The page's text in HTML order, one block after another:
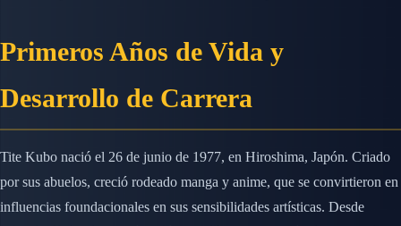
Primeros Años de Vida y
Desarrollo de Carrera
Tite Kubo nació el 26 de junio de 1977, en Hiroshima, Japón. Criado
por sus abuelos, creció rodeado manga y anime, que se convirtieron en
influencias foundacionales en sus sensibilidades artísticas. Desde